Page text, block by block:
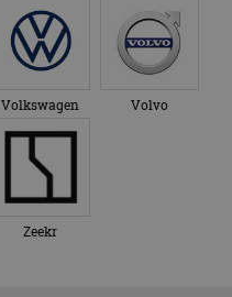
Volkswagen Volvo
Zeekr